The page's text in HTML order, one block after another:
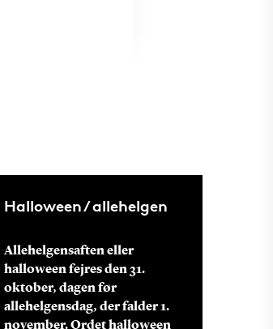
Halloween / allehelgen
Allehelgensaften eller
halloween fejres den 31.
oktober, dagen før
allehelgensdag, der falder 1.
november. Ordet halloween